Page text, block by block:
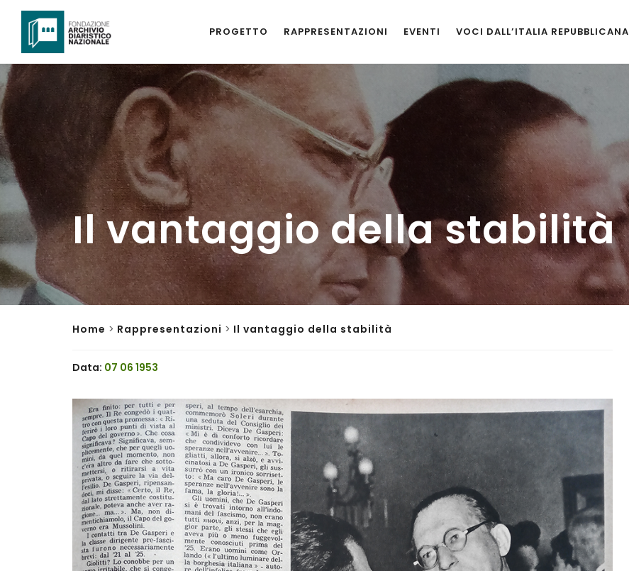
PROGETTO RAPPRESENTAZIONI EVENTI VOCI DALL’ITALIA REPUBBLICANA
Il vantaggio della stabilità
Home > Rappresentazioni > Il vantaggio della stabilità
Data: 07 06 1953